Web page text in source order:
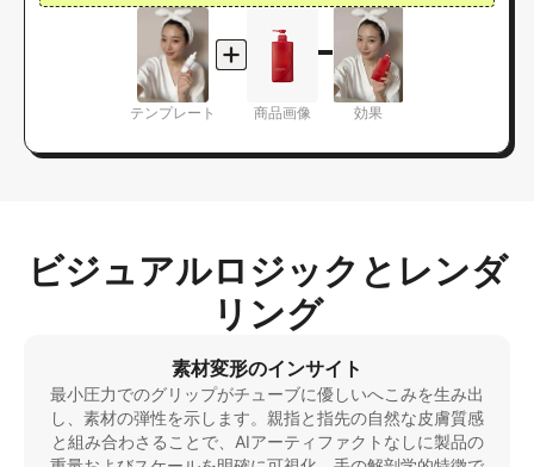
テンプレート 商品画像 効果
ビジュアルロジックとレンダ
リング
素材変形のインサイト
最小圧力でのグリップがチューブに優しいへこみを生み出
し、素材の弾性を示します。親指と指先の自然な皮膚質感
と組み合わさることで、AIアーティファクトなしに製品の